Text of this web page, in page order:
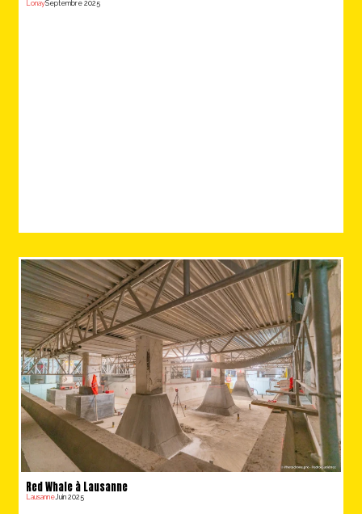
LonaySeptembre 2025
Red Whale à Lausanne
Lausanne Juin 2025